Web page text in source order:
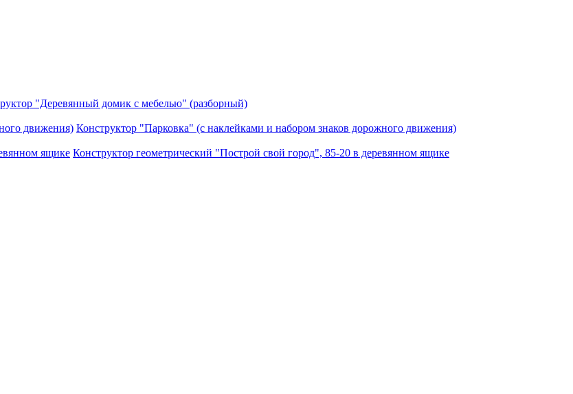
"Деревянный домик с мебелью" (разборный)
Конструктор "Парковка" (с наклейками и набором знаков дорожного движения)
Конструктор геометрический "Построй свой город", 85-20 в деревянном ящике